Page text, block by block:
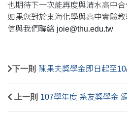
也期待下一次能再度與清水高中合
如果您對於東海化學與高中實驗
信與我們聯絡 joie@thu.edu.tw
下一則 陳果夫獎學金即日起至
上一則 107學年度 系友獎學金